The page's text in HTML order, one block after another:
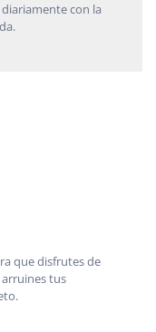
con la
que disfrutes de
tus